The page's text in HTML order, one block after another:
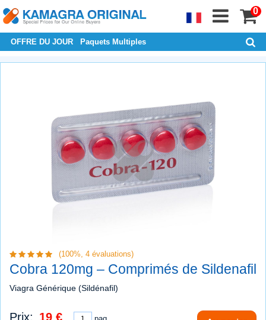
0
OFFRE DU JOUR Paquets Multiples
(100%, 4 évaluations)
Cobra 120mg – Comprimés de Sildenafil
Viagra Générique (Sildénafil)
Prix: 19 €